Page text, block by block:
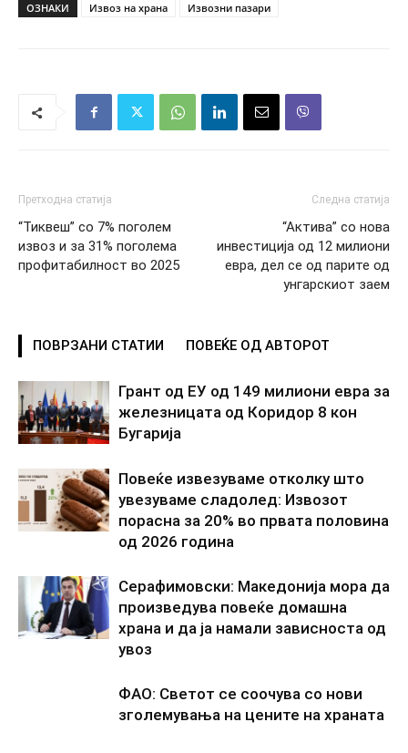
ОЗНАКИ Извоз на храна Извозни пазари
Претходна статија
“Тиквеш” со 7% поголем
извоз и за 31% поголема
профитабилност во 2025
Следна статија
“Актива” со нова
инвестиција од 12 милиони
евра, дел се од парите од
унгарскиот заем
ПОВРЗАНИ СТАТИИ ПОВЕЌЕ ОД АВТОРОТ
Грант од ЕУ од 149 милиони евра за
железницата од Коридор 8 кон
Бугарија
Повеќе извезуваме отколку што
увезуваме сладолед: Извозот
порасна за 20% во првата половина
од 2026 година
Серафимовски: Македонија мора да
произведува повеќе домашна
храна и да ја намали зависноста од
увоз
ФАО: Светот се соочува со нови
зголемувања на цените на храната